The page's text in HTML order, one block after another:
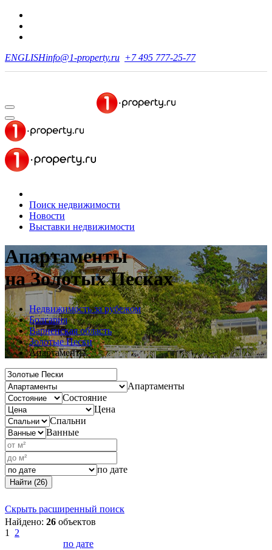
ENGLISHinfo@1-property.ru +7 495 777-25-77
Поиск недвижимости
Новости
Выставки недвижимости
Апартаменты
на Золотых Песках
Недвижимость за рубежом
Болгария
Варненская область
Золотые Пески
Апартаменты
Апартаменты
Состояние
Цена
Спальни
Ванные
по дате
Найти (26)
Скрыть расширенный поиск
Найдено: 26 объектов
1
2
по дате